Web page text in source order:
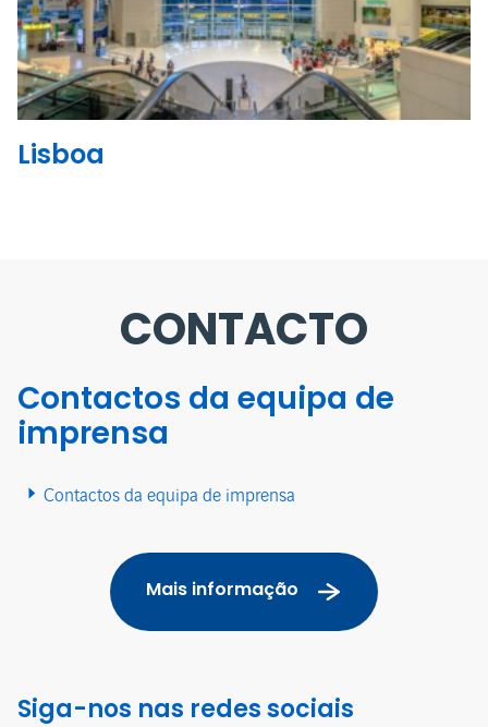
Lisboa
CONTACTO
Contactos da equipa de
imprensa
Contactos da equipa de imprensa
Mais informação
Siga-nos nas redes sociais